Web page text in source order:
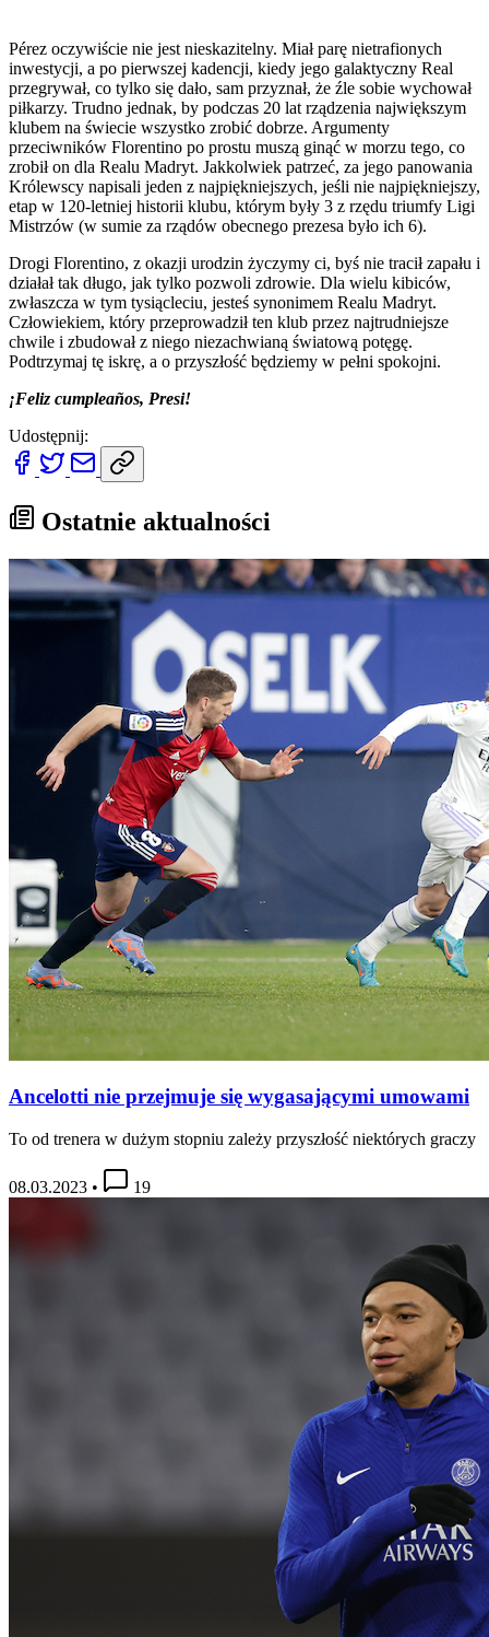
Pérez oczywiście nie jest nieskazitelny. Miał parę nietrafionych
inwestycji, a po pierwszej kadencji, kiedy jego galaktyczny Real
przegrywał, co tylko się dało, sam przyznał, że źle sobie wychował
piłkarzy. Trudno jednak, by podczas 20 lat rządzenia największym
klubem na świecie wszystko zrobić dobrze. Argumenty
przeciwników Florentino po prostu muszą ginąć w morzu tego, co
zrobił on dla Realu Madryt. Jakkolwiek patrzeć, za jego panowania
Królewscy napisali jeden z najpiękniejszych, jeśli nie najpiękniejszy,
etap w 120-letniej historii klubu, którym były 3 z rzędu triumfy Ligi
Mistrzów (w sumie za rządów obecnego prezesa było ich 6).
Drogi Florentino, z okazji urodzin życzymy ci, byś nie tracił zapału i
działał tak długo, jak tylko pozwoli zdrowie. Dla wielu kibiców,
zwłaszcza w tym tysiącleciu, jesteś synonimem Realu Madryt.
Człowiekiem, który przeprowadził ten klub przez najtrudniejsze
chwile i zbudował z niego niezachwianą światową potęgę.
Podtrzymaj tę iskrę, a o przyszłość będziemy w pełni spokojni.
¡Feliz cumpleaños, Presi!
Udostępnij:
Ostatnie aktualności
Ancelotti nie przejmuje się wygasającymi umowami
To od trenera w dużym stopniu zależy przyszłość niektórych graczy
08.03.2023 • 19